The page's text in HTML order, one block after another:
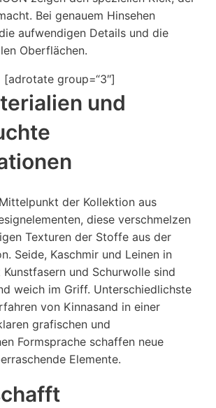
Bei genauem Hinsehen
aufwendigen Details und die
Oberflächen.
[adrotate group=“3″]
und
der Kollektion aus
diese verschmelzen
Texturen der Stoffe aus der
Seide, Kaschmir und Leinen in
und Schurwolle sind
weich im Griff. Unterschiedlichste
von Kinnasand in einer
grafischen und
Formsprache schaffen neue
Elemente.